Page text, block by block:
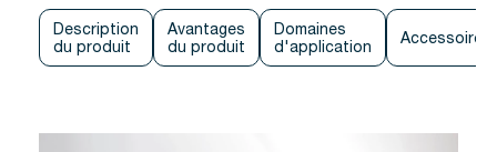
Description
du produit
Avantages
du produit
Domaines
d'application
Accessoires